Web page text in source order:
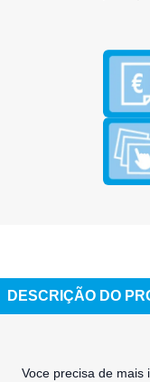
DESCRIÇÃO DO
Voce precisa de mais